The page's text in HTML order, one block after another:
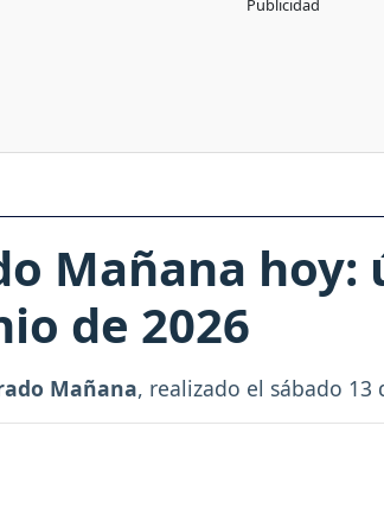
Mañana
de 2026
Mañana, realizado el sábado